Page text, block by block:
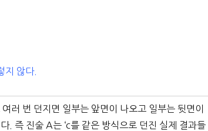
지 않다.
러 번 던지면 일부는 앞면이 나오고 일부는 뒷면이
. 즉 진술 A는 ‘c를 같은 방식으로 던진 실제 결과들